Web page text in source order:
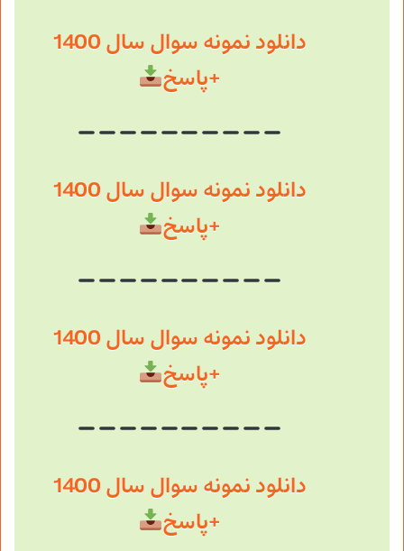
دانلود نمونه سوال سال 1400
+پاسخ
دانلود نمونه سوال سال 1400
+پاسخ
دانلود نمونه سوال سال 1400
+پاسخ
دانلود نمونه سوال سال 1400
+پاسخ